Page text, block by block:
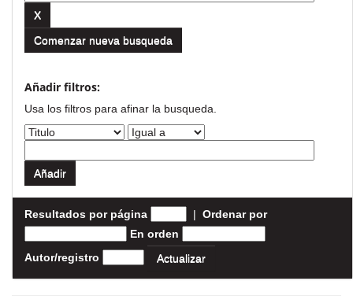
Comenzar nueva busqueda
Añadir filtros:
Usa los filtros para afinar la busqueda.
Resultados por página | Ordenar por
En orden
Autor/registro